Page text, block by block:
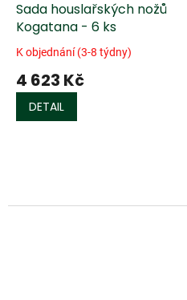
Sada houslařských nožů
Kogatana - 6 ks
K objednání (3-8 týdny)
4 623 Kč
DETAIL